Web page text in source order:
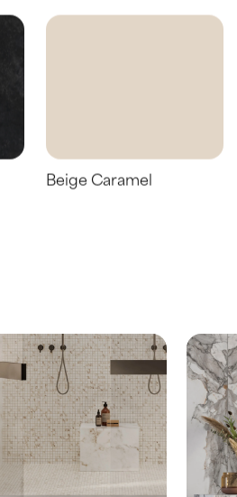
Beige Caramel